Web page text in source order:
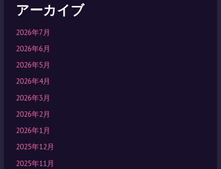
アーカイブ
2026年7月
2026年6月
2026年5月
2026年4月
2026年3月
2026年2月
2026年1月
2025年12月
2025年11月